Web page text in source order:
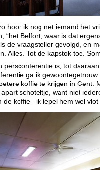
hoor ik nog net iemand het
“het Belfort, waar is dat
de vraagsteller gevolgd, en
Alles. Tot de kapstok toe.
persconferentie is, tot
ga ik
koffie te krijgen in Gent.
schoteltje, want niet
de koffie –ik lepel hem wel